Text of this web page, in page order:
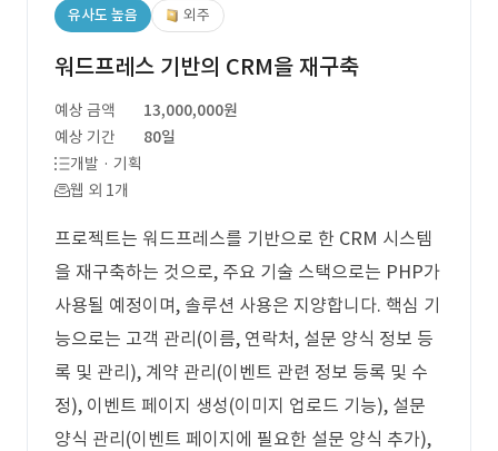
유사도 높음 외주
워드프레스 기반의 CRM을 재구축
예상 금액
13,000,000원
예상 기간
80일
개발 · 기획
웹 외 1개
프로젝트는 워드프레스를 기반으로 한 CRM 시스템
을 재구축하는 것으로, 주요 기술 스택으로는 PHP가
사용될 예정이며, 솔루션 사용은 지양합니다. 핵심 기
능으로는 고객 관리(이름, 연락처, 설문 양식 정보 등
록 및 관리), 계약 관리(이벤트 관련 정보 등록 및 수
정), 이벤트 페이지 생성(이미지 업로드 기능), 설문
양식 관리(이벤트 페이지에 필요한 설문 양식 추가),